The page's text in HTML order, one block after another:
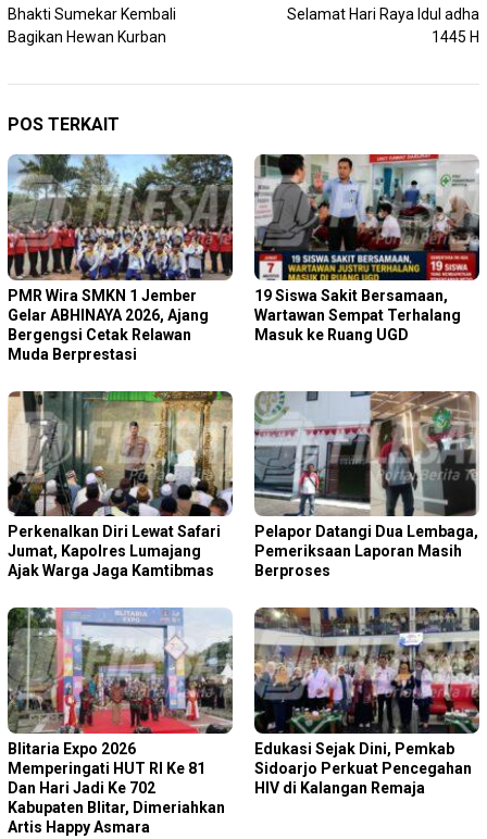
Bhakti Sumekar Kembali
Bagikan Hewan Kurban
Selamat Hari Raya Idul adha
1445 H
POS TERKAIT
PMR Wira SMKN 1 Jember
Gelar ABHINAYA 2026, Ajang
Bergengsi Cetak Relawan
Muda Berprestasi
19 Siswa Sakit Bersamaan,
Wartawan Sempat Terhalang
Masuk ke Ruang UGD
Perkenalkan Diri Lewat Safari
Jumat, Kapolres Lumajang
Ajak Warga Jaga Kamtibmas
Pelapor Datangi Dua Lembaga,
Pemeriksaan Laporan Masih
Berproses
Blitaria Expo 2026
Memperingati HUT RI Ke 81
Dan Hari Jadi Ke 702
Kabupaten Blitar, Dimeriahkan
Artis Happy Asmara
Edukasi Sejak Dini, Pemkab
Sidoarjo Perkuat Pencegahan
HIV di Kalangan Remaja